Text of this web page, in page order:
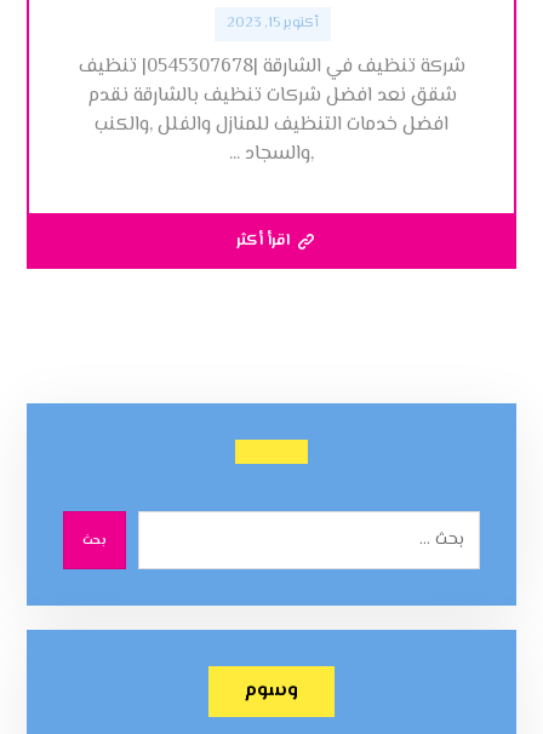
أكتوبر 15, 2023
شركة تنظيف في الشارقة |0545307678| تنظيف
شقق نعد افضل شركات تنظيف بالشارقة نقدم
افضل خدمات التنظيف للمنازل والفلل ,والكنب
,والسجاد ...
اقرأ أكثر
بحث
وسوم